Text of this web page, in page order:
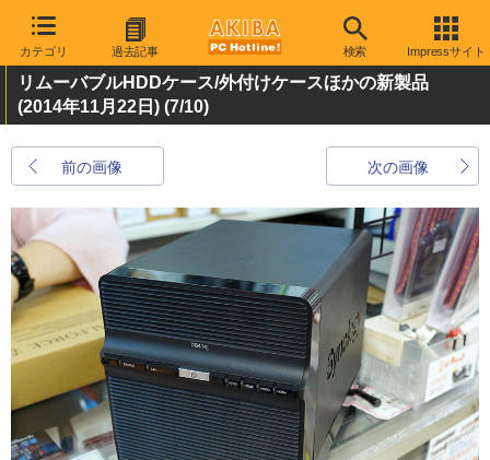
カテゴリ 過去記事 検索 Impressサイト
リムーバブルHDDケース/外付けケースほかの新製品
(2014年11月22日) (7/10)
前の画像 次の画像